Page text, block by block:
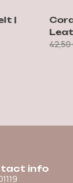
|
42,50€
info